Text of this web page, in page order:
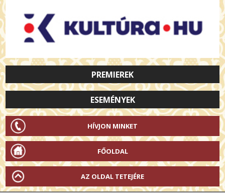
PREMIEREK
ESEMÉNYEK
HÍVJON MINKET
FŐOLDAL
AZ OLDAL TETEJÉRE